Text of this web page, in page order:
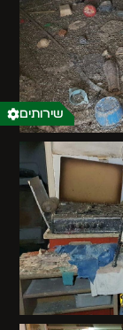
שירותים